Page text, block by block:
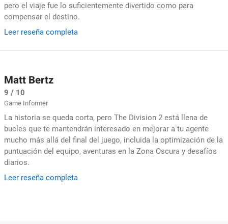
pero el viaje fue lo suficientemente divertido como para
compensar el destino.
Leer reseña completa
Matt Bertz
9 / 10
Game Informer
La historia se queda corta, pero The Division 2 está llena de
bucles que te mantendrán interesado en mejorar a tu agente
mucho más allá del final del juego, incluida la optimización de la
puntuación del equipo, aventuras en la Zona Oscura y desafíos
diarios.
Leer reseña completa